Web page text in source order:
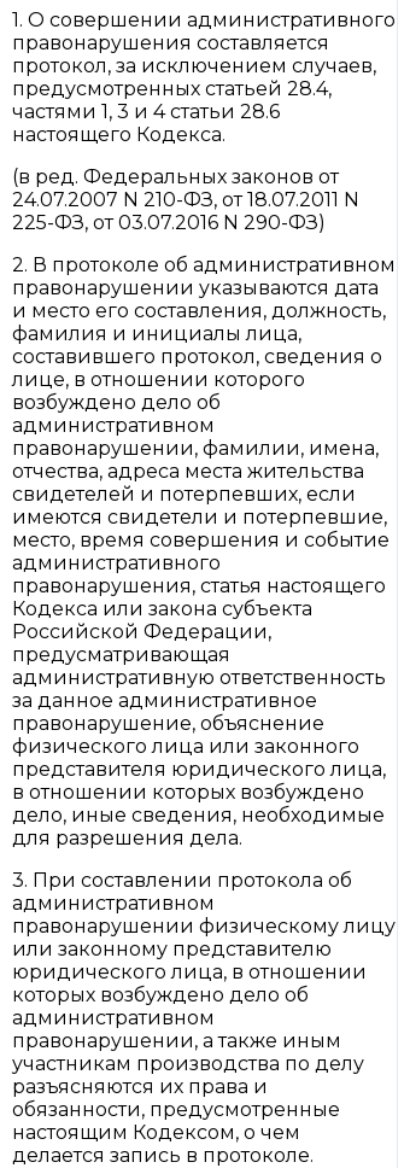
1. О совершении административного
правонарушения составляется
протокол, за исключением случаев,
предусмотренных статьей 28.4,
частями 1, 3 и 4 статьи 28.6
настоящего Кодекса.
(в ред. Федеральных законов от
24.07.2007 N 210-ФЗ, от 18.07.2011 N
225-ФЗ, от 03.07.2016 N 290-ФЗ)
2. В протоколе об административном
правонарушении указываются дата
и место его составления, должность,
фамилия и инициалы лица,
составившего протокол, сведения о
лице, в отношении которого
возбуждено дело об
административном
правонарушении, фамилии, имена,
отчества, адреса места жительства
свидетелей и потерпевших, если
имеются свидетели и потерпевшие,
место, время совершения и событие
административного
правонарушения, статья настоящего
Кодекса или закона субъекта
Российской Федерации,
предусматривающая
административную ответственность
за данное административное
правонарушение, объяснение
физического лица или законного
представителя юридического лица,
в отношении которых возбуждено
дело, иные сведения, необходимые
для разрешения дела.
3. При составлении протокола об
административном
правонарушении физическому лицу
или законному представителю
юридического лица, в отношении
которых возбуждено дело об
административном
правонарушении, а также иным
участникам производства по делу
разъясняются их права и
обязанности, предусмотренные
настоящим Кодексом, о чем
делается запись в протоколе.